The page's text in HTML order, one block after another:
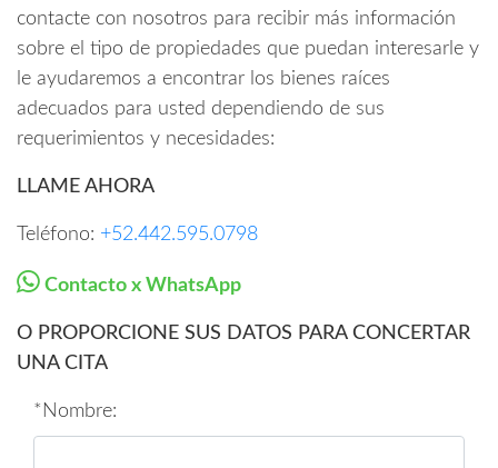
contacte con nosotros para recibir más información
sobre el tipo de propiedades que puedan interesarle y
le ayudaremos a encontrar los bienes raíces
adecuados para usted dependiendo de sus
requerimientos y necesidades:
LLAME AHORA
Teléfono: +52.442.595.0798
Contacto x WhatsApp
O PROPORCIONE SUS DATOS PARA CONCERTAR
UNA CITA
*Nombre: